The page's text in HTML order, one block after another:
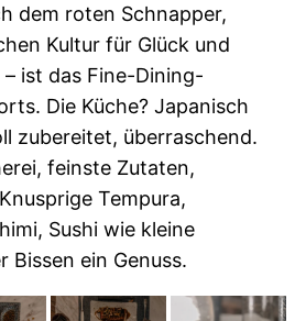
dem roten Schnapper,
Kultur für Glück und
ist das Fine-Dining-
Die Küche? Japanisch
zubereitet, überraschend.
feinste Zutaten,
Tempura,
Sushi wie kleine
Bissen ein Genuss.